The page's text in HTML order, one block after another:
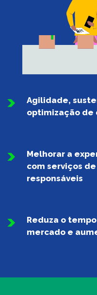
Agilidade,
optimização de
Melhorar a
com serviços
responsáveis
Reduza o
mercado e